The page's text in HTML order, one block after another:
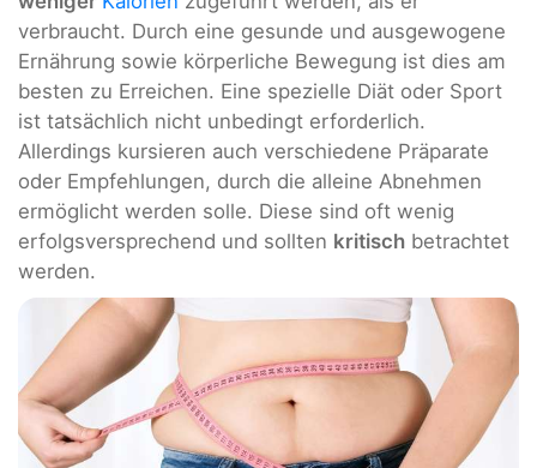
verbraucht. Durch eine gesunde und ausgewogene
Ernährung sowie körperliche Bewegung ist dies am
besten zu Erreichen. Eine spezielle Diät oder Sport
ist tatsächlich nicht unbedingt erforderlich.
Allerdings kursieren auch verschiedene Präparate
oder Empfehlungen, durch die alleine Abnehmen
ermöglicht werden solle. Diese sind oft wenig
erfolgsversprechend und sollten kritisch betrachtet
werden.